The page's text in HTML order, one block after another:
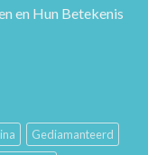
en Hun Betekenis
Gediamanteerd